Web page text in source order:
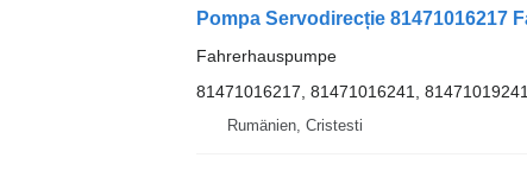
Fahrerhauspumpe
81471016217, 81471016241, 81471019241
Rumänien, Cristesti